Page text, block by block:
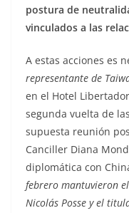
postura de
vinculados a las
A estas acciones es
representante de
en el Hotel
segunda vuelta de
supuesta reunión
Canciller Diana
diplomática con
febrero mantuvieron
Nicolás Posse y el